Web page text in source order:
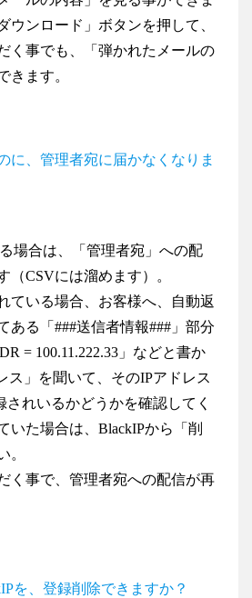
ウンロード」ボタンを押して、
く事でも、「弾かれたメールの
きます。
に、管理者宛に届かなくなりま
場合は、「管理者宛」への配
（CSVには溜めます）。
ている場合、お客様へ、自動返
ある「###送信者情報###」部分
= 100.11.222.33」などと書か
ス」を聞いて、そのIPアドレス
されいるかどうかを確認してく
いた場合は、BlackIPから「削
。
く事で、管理者宛への配信が再
を、登録削除できますか？